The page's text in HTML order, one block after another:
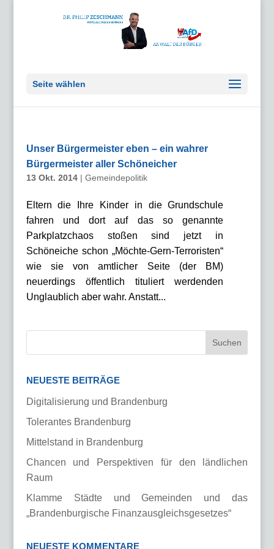
Seite wählen
Unser Bürgermeister eben – ein wahrer
Bürgermeister aller Schöneicher
13 Okt. 2014| Gemeindepolitik
Eltern die Ihre Kinder in die Grundschule
fahren und dort auf das so genannte
Parkplatzchaos stoßen sind jetzt in
Schöneiche schon „Möchte-Gern-Terroristen“
wie sie von amtlicher Seite (der BM)
neuerdings öffentlich tituliert werdenden
Unglaublich aber wahr. Anstatt...
NEUESTE BEITRÄGE
Digitalisierung und Brandenburg
Tolerantes Brandenburg
Mittelstand in Brandenburg
Chancen und Perspektiven für den ländlichen
Raum
Klamme Städte und Gemeinden und das
„Brandenburgische Finanzausgleichsgesetzes“
NEUESTE KOMMENTARE